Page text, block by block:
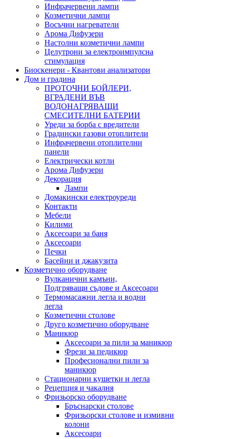
Инфрачервени лампи
Козметични лампи
Восъчни нагреватели
Арома Дифузери
Настолни козметични лампи
Целутрони за електроимпулсна
стимулация
Биоскенери - Квантови анализатори
Дом и градина
ПРОТОЧНИ БОЙЛЕРИ,
ВГРАДЕНИ ВЪВ
ВОДОНАГРЯВАЩИ
СМЕСИТЕЛНИ БАТЕРИИ
Уреди за борба с вредители
Градински газови отоплители
Инфрачервени отоплителни
панели
Електрически котли
Арома Дифузери
Декорация
Лампи
Домакински електроуреди
Контакти
Мебели
Килими
Аксесоари за баня
Аксесоари
Печки
Басейни и джакузита
Козметично оборудване
Вулканични камъни,
Подгряващи съдове и Аксесоари
Термомасажни легла и водни
легла
Козметични столове
Друго козметично оборудване
Маникюр
Аксесоари за пили за маникюр
Фрези за педикюр
Професионални пили за
маникюр
Стационарни кушетки и легла
Рецепция и чакалня
Фризьорско оборудване
Бръснарски столове
Фризьорски столове и измивни
колони
Аксесоари